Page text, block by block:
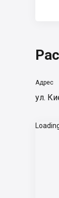
Адрес
ул.